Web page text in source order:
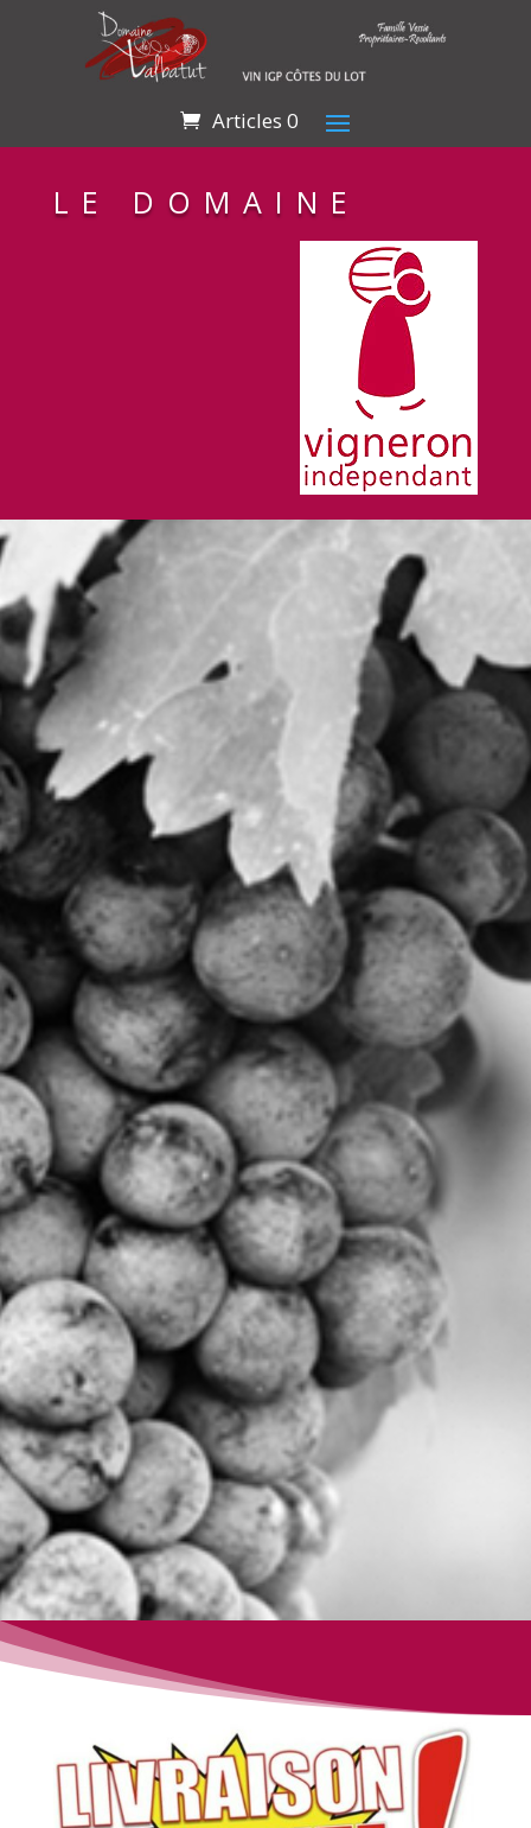
Articles 0
LE DOMAINE
Au cœur de l’appellation
Cahors en troisième terrasse.
Situé sur une petite commune du
Lot, Lacapelle-Cabanac à 35 km
de Cahors, et 6 km de Puy-
l’Eveque 3ème site du Lot.
Depuis 2005, nous sommes
l’une des très rares
exploitations à avoir fait le
choix de produire sur la
totalité de notre vignoble des
vins IGP Côtes du Lot. Ainsi,
nous pouvons satisfaire une
clientèle plus jeune qui
désire déguster des vins
fruités, très agréables à boire
et de qualité. En rouge, rosé
sec, demi-sec et moelleux.
Avec une gamme qui s’étend
pour tous les goûts. Et pour
continuer dans notre esprit
de modernité, nos vins sont
conditionnés uniquement en
Bag in Box.
Avec une gamme qualitative et
des conditionnements de
deux, trois, cinq ou dix litres.
Nous produisons, élaborons, nos
vins au domaine.